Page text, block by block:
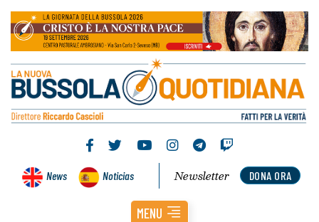
News Noticias DONA ORA
Newsletter
MENU